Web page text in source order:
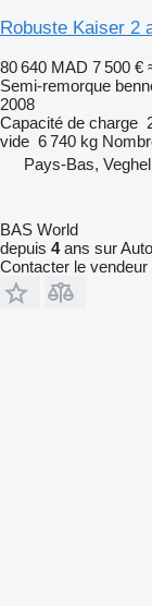
Robuste Kaiser 2
80 640 MAD 7 500 €
Semi-remorque
2008
Capacité de charge
vide 6 740 kg
Pays-Bas, Veghel
BAS World
depuis 4ans sur
Contacter le vendeur